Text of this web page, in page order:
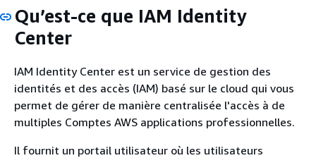
Qu’est-ce que IAM Identity
Center
IAM Identity Center est un service de gestion des
identités et des accès (IAM) basé sur le cloud qui vous
permet de gérer de manière centralisée l'accès à de
multiples Comptes AWS applications professionnelles.
Il fournit un portail utilisateur où les utilisateurs